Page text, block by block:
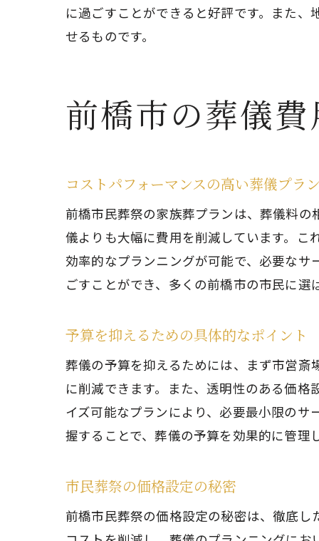
地
に過ごすことができると好評です。また
せるものです。
前橋市の葬儀
コストパフォーマンスの高い葬儀プラ
前橋市民葬祭の家族葬プランは、葬儀料
儀よりも大幅に費用を削減しています。
効率的なプランニングが可能で、必要な
ごすことができ、多くの前橋市の市民に選
予算を抑えるための具体的なポイント
葬儀の予算を抑えるためには、まず市営
に削減できます。また、透明性のある価
イズ可能なプランにより、必要最小限の
握することで、葬儀の予算を効果的に管
市民葬祭の価格設定の秘密
前橋市民葬祭の価格設定の秘密は、徹底